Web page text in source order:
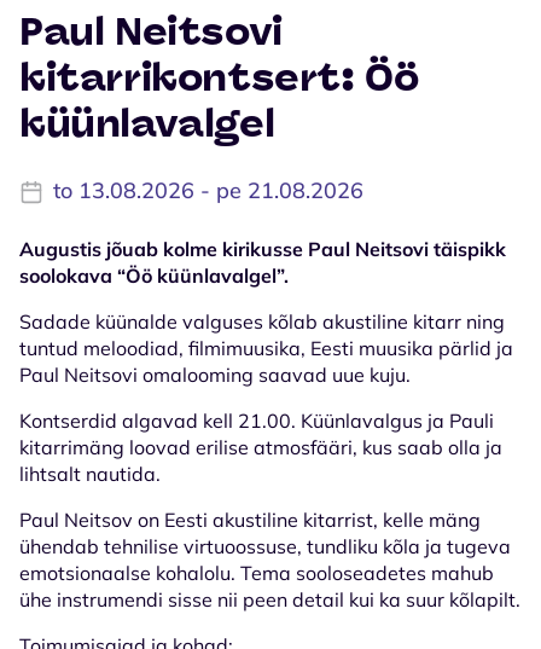
Paul Neitsovi
kitarrikontsert: Öö
küünlavalgel
to 13.08.2026 - pe 21.08.2026
Augustis jõuab kolme kirikusse Paul Neitsovi täispikk
soolokava “Öö küünlavalgel”.
Sadade küünalde valguses kõlab akustiline kitarr ning
tuntud meloodiad, filmimuusika, Eesti muusika pärlid ja
Paul Neitsovi omalooming saavad uue kuju.
Kontserdid algavad kell 21.00. Küünlavalgus ja Pauli
kitarrimäng loovad erilise atmosfääri, kus saab olla ja
lihtsalt nautida.
Paul Neitsov on Eesti akustiline kitarrist, kelle mäng
ühendab tehnilise virtuoossuse, tundliku kõla ja tugeva
emotsionaalse kohalolu. Tema sooloseadetes mahub
ühe instrumendi sisse nii peen detail kui ka suur kõlapilt.